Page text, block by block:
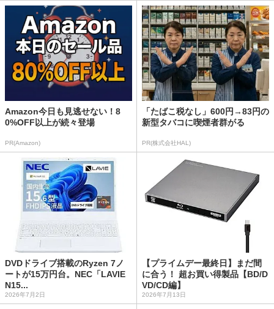
Amazon今日も見逃せない！8
0%OFF以上が続々登場
PR(Amazon)
「たばこ税なし」600円→83円の
新型タバコに喫煙者群がる
PR(株式会社HAL)
DVDドライブ搭載のRyzen 7ノ
ートが15万円台。NEC「LAVIE
N15...
2026年7月2日
【プライムデー最終日】まだ間
に合う！ 超お買い得製品【BD/D
VD/CD編】
2026年7月13日